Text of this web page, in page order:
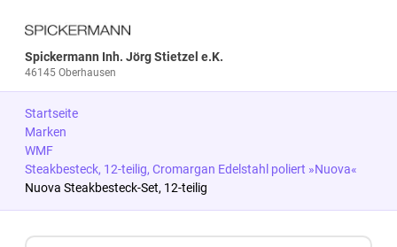
Spickermann Inh. Jörg Stietzel e.K.
46145 Oberhausen
Startseite
Marken
WMF
Steakbesteck, 12-teilig, Cromargan Edelstahl poliert »Nuova«
Nuova Steakbesteck-Set, 12-teilig